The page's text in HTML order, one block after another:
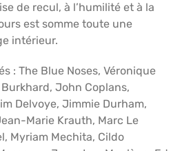
de recul, à l’humilité et à la
est somme toute une
intérieur.
: The Blue Noses, Véronique
John Coplans,
Delvoye, Jimmie Durham,
Marie Krauth, Marc Le
Myriam Mechita, Cildo